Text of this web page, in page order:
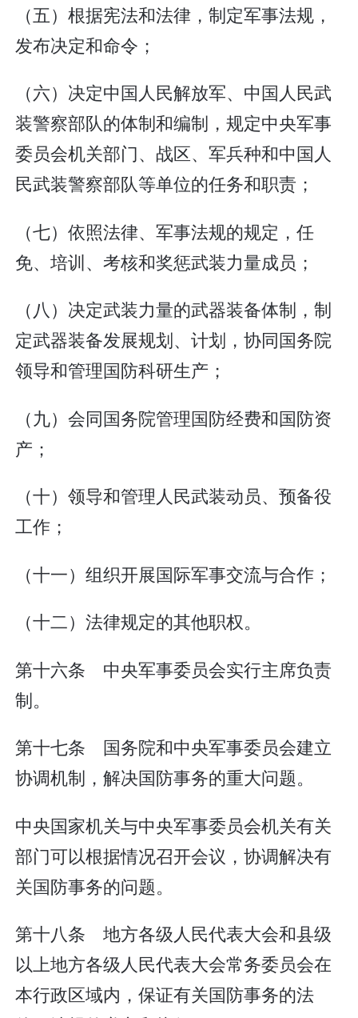
（五）根据宪法和法律，制定军事法规，
发布决定和命令；
（六）决定中国人民解放军、中国人民武
装警察部队的体制和编制，规定中央军事
委员会机关部门、战区、军兵种和中国人
民武装警察部队等单位的任务和职责；
（七）依照法律、军事法规的规定，任
免、培训、考核和奖惩武装力量成员；
（八）决定武装力量的武器装备体制，制
定武器装备发展规划、计划，协同国务院
领导和管理国防科研生产；
（九）会同国务院管理国防经费和国防资
产；
（十）领导和管理人民武装动员、预备役
工作；
（十一）组织开展国际军事交流与合作；
（十二）法律规定的其他职权。
第十六条 中央军事委员会实行主席负责
制。
第十七条 国务院和中央军事委员会建立
协调机制，解决国防事务的重大问题。
中央国家机关与中央军事委员会机关有关
部门可以根据情况召开会议，协调解决有
关国防事务的问题。
第十八条 地方各级人民代表大会和县级
以上地方各级人民代表大会常务委员会在
本行政区域内，保证有关国防事务的法